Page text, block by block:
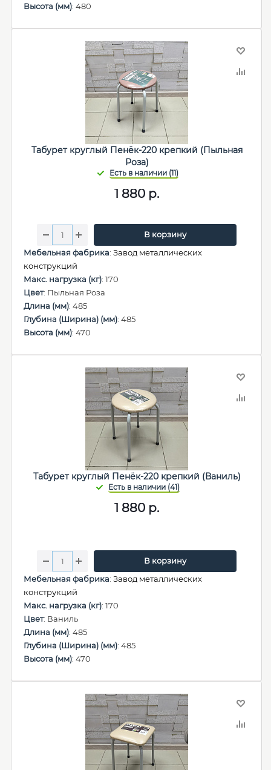
Высота (мм): 480
Табурет круглый Пенёк-220 крепкий (Пыльная
Роза)
1 880 р.
В корзину
Мебельная фабрика: Завод металлических
конструкций
Макс. нагрузка (кг): 170
Цвет: Пыльная Роза
Длина (мм): 485
Глубина (Ширина) (мм): 485
Высота (мм): 470
Табурет круглый Пенёк-220 крепкий (Ваниль)
1 880 р.
В корзину
Мебельная фабрика: Завод металлических
конструкций
Макс. нагрузка (кг): 170
Цвет: Ваниль
Длина (мм): 485
Глубина (Ширина) (мм): 485
Высота (мм): 470